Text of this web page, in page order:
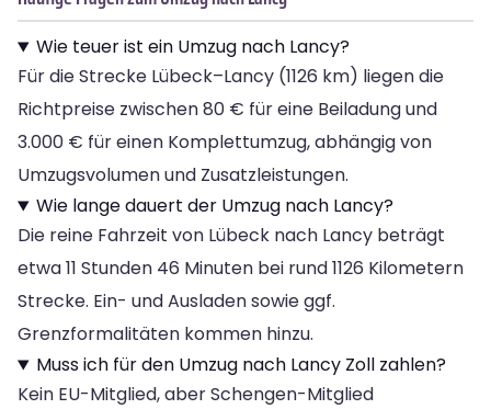
Wie teuer ist ein Umzug nach Lancy?
Für die Strecke Lübeck–Lancy (1126 km) liegen die
Richtpreise zwischen 80 € für eine Beiladung und
3.000 € für einen Komplettumzug, abhängig von
Umzugsvolumen und Zusatzleistungen.
Wie lange dauert der Umzug nach Lancy?
Die reine Fahrzeit von Lübeck nach Lancy beträgt
etwa 11 Stunden 46 Minuten bei rund 1126 Kilometern
Strecke. Ein- und Ausladen sowie ggf.
Grenzformalitäten kommen hinzu.
Muss ich für den Umzug nach Lancy Zoll zahlen?
Kein EU-Mitglied, aber Schengen-Mitglied